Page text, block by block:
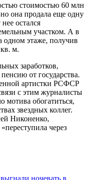
стоимостью 60 млн
она продала еще одну
остался
участком. А в
одном этаже, получив
м.
заработков,
от государства.
артистки РСФСР
с этим журналисты
мотива обогатиться,
звездных коллег.
Никоненко,
через
ночевать в